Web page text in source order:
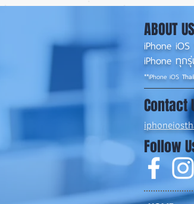
าไม่พัง! ⚡📱
น่าใช้กว่าเ
แนวนอนเต็
ABOUT US
iPhone
iPhone ทุก
**iPhone iOS
Contact
Follow